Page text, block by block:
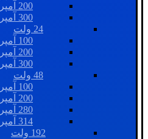
200 آمپر
300 آمپر
24 ولت
100 آمپر
200 آمپر
300 آمپر
48 ولت
100 آمپر
200 آمپر
280 آمپر
314 آمپر
192 ولت